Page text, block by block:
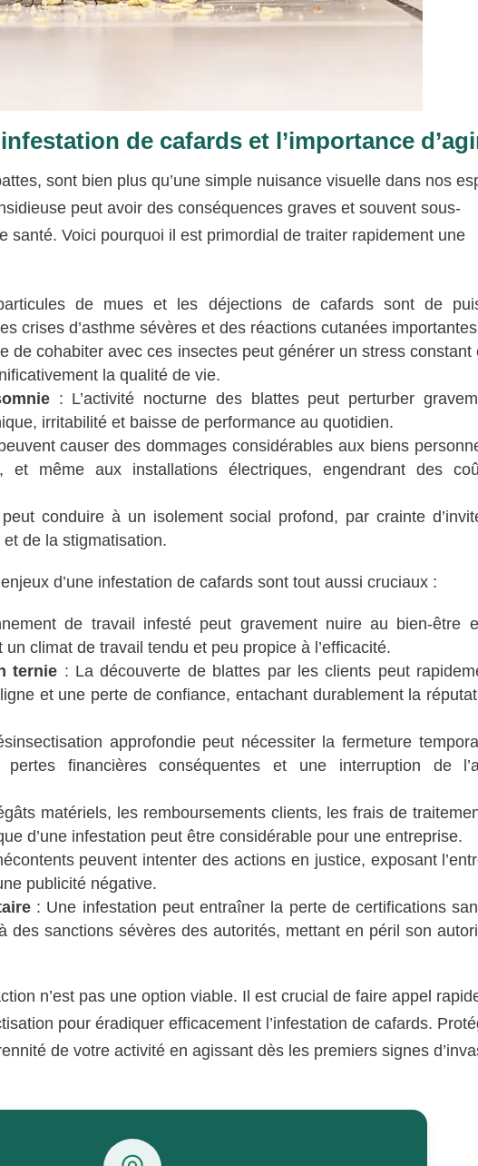
de cafards et l’importance
sont bien plus qu’une simple nuisance visuelle dans nos
peut avoir des conséquences graves et souvent sous-
santé. Voici pourquoi il est primordial de traiter rapidement une
de mues et les déjections de cafards sont de
crises d’asthme sévères et des réactions cutanées
de cohabiter avec ces insectes peut générer un stress constant
la qualité de vie.
: L’activité nocturne des blattes peut perturber
irritabilité et baisse de performance au quotidien.
causer des dommages considérables aux biens
et même aux installations électriques, engendrant des
conduire à un isolement social profond, par crainte
de la stigmatisation.
d’une infestation de cafards sont tout aussi cruciaux :
de travail infesté peut gravement nuire au bien-être
climat de travail tendu et peu propice à l’efficacité.
ternie : La découverte de blattes par les clients peut
et une perte de confiance, entachant durablement la
approfondie peut nécessiter la fermeture
pertes financières conséquentes et une interruption de
matériels, les remboursements clients, les frais de
d’une infestation peut être considérable pour une entreprise.
peuvent intenter des actions en justice, exposant
publicité négative.
: Une infestation peut entraîner la perte de certifications
des sanctions sévères des autorités, mettant en péril son
n’est pas une option viable. Il est crucial de faire appel
pour éradiquer efficacement l’infestation de cafards.
de votre activité en agissant dès les premiers signes